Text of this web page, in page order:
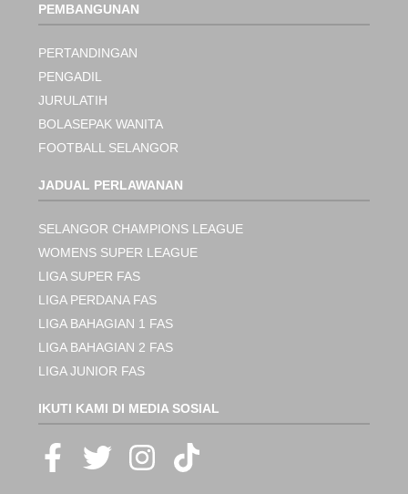
PEMBANGUNAN
PERTANDINGAN
PENGADIL
JURULATIH
BOLASEPAK WANITA
FOOTBALL SELANGOR
JADUAL PERLAWANAN
SELANGOR CHAMPIONS LEAGUE
WOMENS SUPER LEAGUE
LIGA SUPER FAS
LIGA PERDANA FAS
LIGA BAHAGIAN 1 FAS
LIGA BAHAGIAN 2 FAS
LIGA JUNIOR FAS
IKUTI KAMI DI MEDIA SOSIAL